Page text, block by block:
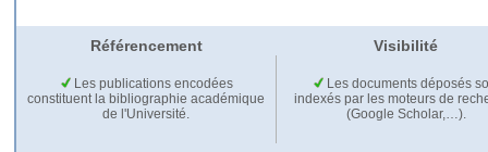
Référencement Visibilité
Les publications encodées
constituent la bibliographie académique
de l'Université.
Les documents déposés
indexés par les moteurs de
(Google Scholar,…).